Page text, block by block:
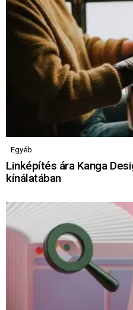
Egyéb
Linképítés ára Kanga
kínálatában